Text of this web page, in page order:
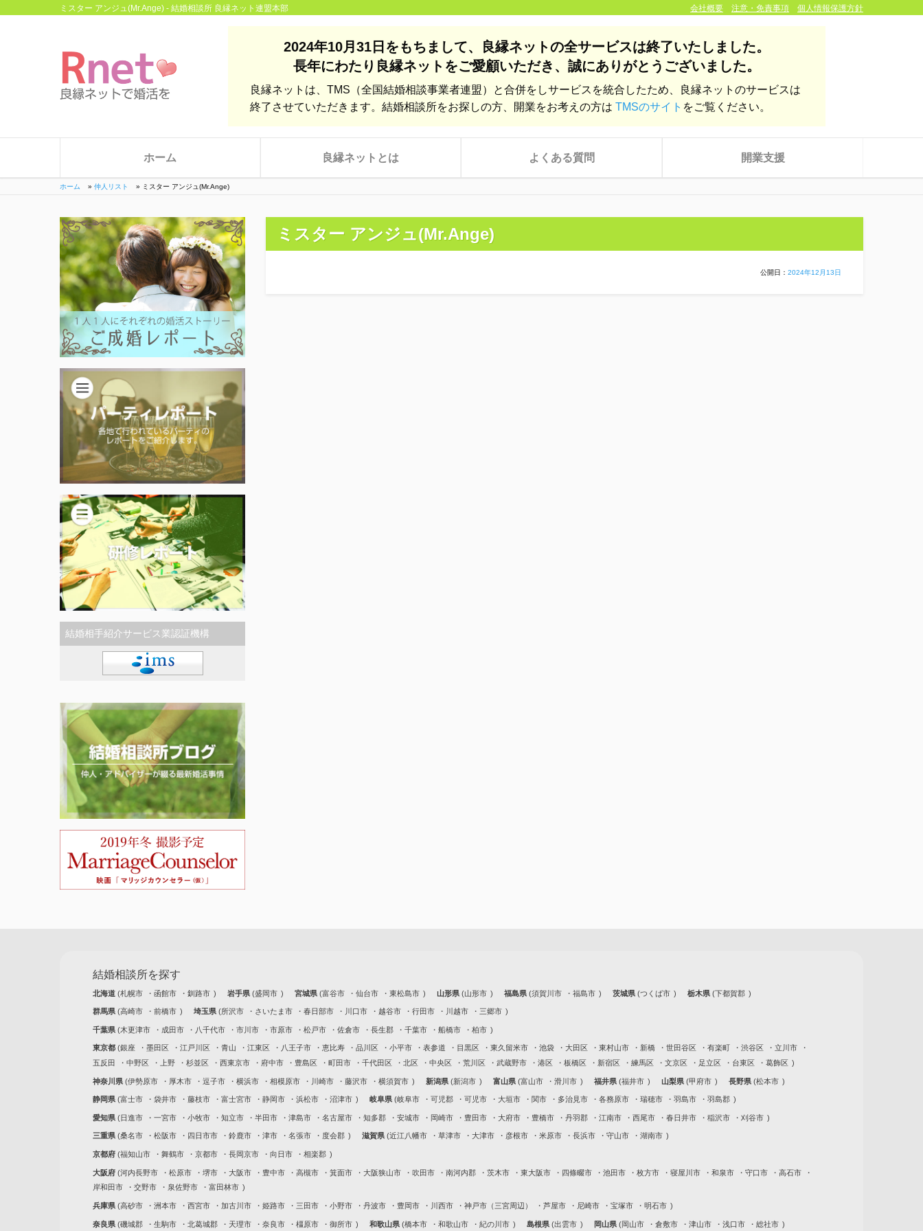
ミスター アンジュ(Mr.Ange) - 結婚相談所 良縁ネット連盟本部 会社概要 注意・免責事項 個人情報保護方針
2024年10月31日をもちまして、
良縁ネットの全サービスは終了いたしました。
長年にわたり良縁ネットをご愛顧いただき、 誠にありがとうございました。
良縁ネットは、TMS（全国結婚相談事業者連盟）と合併をしサービスを統合したため、良縁ネットのサービスは
終了させていただきます。結婚相談所をお探しの方、開業をお考えの方は TMSのサイト をご覧ください。
ホーム 良縁ネットとは よくある質問 開業支援
ホーム » 仲人リスト » ミスター アンジュ(Mr.Ange)
結婚相手紹介サービス業認証機構
ミスター アンジュ(Mr.Ange)
公開日： 2024年12月13日
結婚相談所を探す
北海道 札幌市 函館市 釧路市 岩手県 盛岡市 宮城県 富谷市 仙台市 東松島市 山形県 山形市 福島県 須賀川市 福島市 茨城県 つくば市 栃木県 下都賀郡
群馬県 高崎市 前橋市 埼玉県 所沢市 さいたま市 春日部市 川口市 越谷市 行田市 川越市 三郷市
千葉県 木更津市 成田市 八千代市 市川市 市原市 松戸市 佐倉市 長生郡 千葉市 船橋市 柏市
東京都 銀座 墨田区 江戸川区 青山 江東区 八王子市 恵比寿 品川区 小平市 表参道 目黒区 東久留米市 池袋 大田区 東村山市 新橋 世田谷区 有楽町 渋谷区
立川市
五反田
中野区 上野 杉並区 西東京市 府中市 豊島区 町田市 千代田区 北区 中央区 荒川区 武蔵野市 港区 板橋区 新宿区 練馬区 文京区 足立区 台東区 葛飾区
神奈川県 伊勢原市 厚木市 逗子市 横浜市 相模原市 川崎市 藤沢市 横須賀市 新潟県 新潟市 富山県 富山市 滑川市 福井県 福井市 山梨県 甲府市 長野県 松本市
静岡県 富士市 袋井市 藤枝市 富士宮市 静岡市 浜松市 沼津市 岐阜県 岐阜市 可児郡 可児市 大垣市 関市 多治見市 各務原市 瑞穂市 羽島市 羽島郡
愛知県 日進市 一宮市 小牧市 知立市 半田市 津島市 名古屋市 知多郡 安城市 岡崎市 豊田市 大府市 豊橋市 丹羽郡 江南市 西尾市 春日井市 稲沢市 刈谷市
三重県 桑名市 松阪市 四日市市 鈴鹿市 津市 名張市 度会郡 滋賀県 近江八幡市 草津市 大津市 彦根市 米原市 長浜市 守山市 湖南市
京都府 福知山市 舞鶴市 京都市 長岡京市 向日市 相楽郡
大阪府 河内長野市 松原市 堺市 大阪市 豊中市 高槻市 箕面市 大阪狭山市 吹田市 南河内郡 茨木市 東大阪市 四條畷市 池田市 枚方市 寝屋川市 和泉市 守口市
高石市
岸和田市
交野市 泉佐野市 富田林市
兵庫県 高砂市 洲本市 西宮市 加古川市 姫路市 三田市 小野市 丹波市 豊岡市 川西市 神戸市（三宮周辺） 芦屋市 尼崎市 宝塚市 明石市
奈良県 磯城郡 生駒市 北葛城郡 天理市 奈良市 橿原市 御所市 和歌山県 橋本市 和歌山市 紀の川市 島根県 出雲市 岡山県 岡山市 倉敷市 津山市 浅口市 総社市